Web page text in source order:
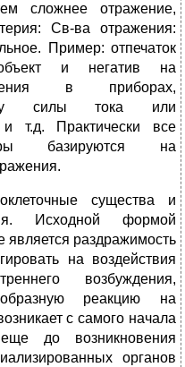
сложнее отражение,
Св-ва отражения:
Пример: отпечаток
и негатив на
в приборах,
силы тока или
т.д. Практически все
базируются на
существа и
Исходной формой
раздражимость
на воздействия
возбуждения,
реакцию на
с самого начала
до возникновения
органов